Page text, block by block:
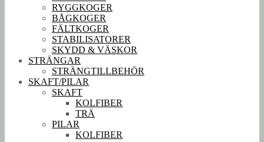
RYGGKOGER
BÅGKOGER
FÄLTKOGER
STABILISATORER
SKYDD & VÄSKOR
STRÄNGAR
STRÄNGTILLBEHÖR
SKAFT/PILAR
SKAFT
KOLFIBER
TRÄ
PILAR
KOLFIBER